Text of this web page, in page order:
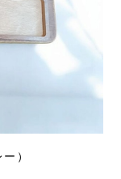
）